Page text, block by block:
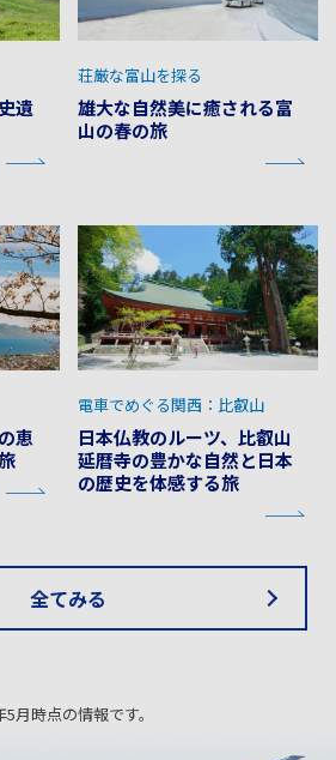
遺
雄大な自然美に癒される富
山の春の旅
荘厳な富山を探る
恵
日本仏教のルーツ、比叡山
延暦寺の豊かな自然と日本
の歴史を体感する旅
電車でめぐる関西：比叡山
全てみる
月時点の情報です。